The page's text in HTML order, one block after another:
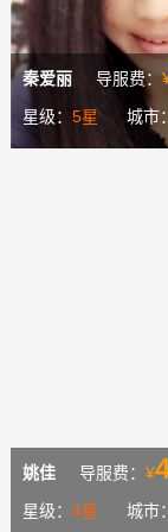
秦爱丽 导服费：
星级： 5星 城市
姚佳 导服费： ¥
星级： 4星 城市